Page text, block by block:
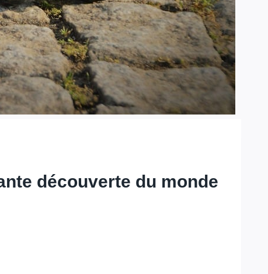
découverte du monde